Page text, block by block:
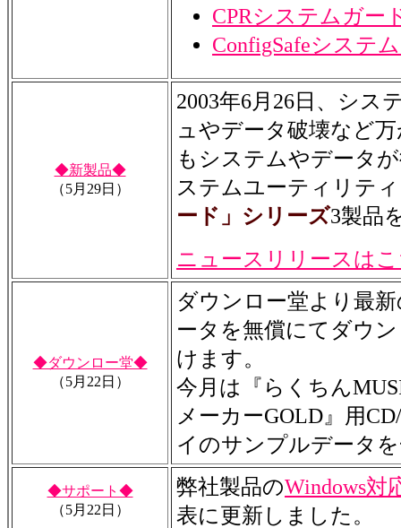
CPRシステムガー
ConfigSafeシステ
◆新製品◆
（5月29日）
2003年6月26日、シス
ュやデータ破壊など
もシステムやデータ
ステムユーティリティ
ード」シリーズ3製品
ニュースリリースは
◆ダウンロー堂◆
（5月22日）
ダウンロー堂より最
ータを無償にてダウ
けます。
今月は『らくちん
メーカーGOLD』用
イのサンプルデータ
◆サポート◆
（5月22日）
弊社製品のWindows対
表に更新しました。